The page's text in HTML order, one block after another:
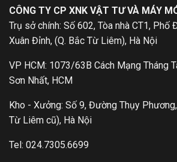
CÔNG TY CP XNK VẬT TƯ VÀ MÁY
Trụ sở chính: Số 602, Tòa nhà CT1, Phố
Xuân Đỉnh, (Q. Bắc Từ Liêm), Hà Nội
VP HCM: 1073/63B Cách Mạng Tháng
Sơn Nhất, HCM
Kho - Xưởng: Số 9, Đường Thụy
Từ Liêm cũ), Hà Nội
Tel: 024.7305.6699